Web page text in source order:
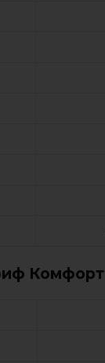
Комфорт